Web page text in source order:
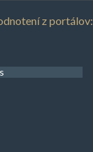
z portálov: